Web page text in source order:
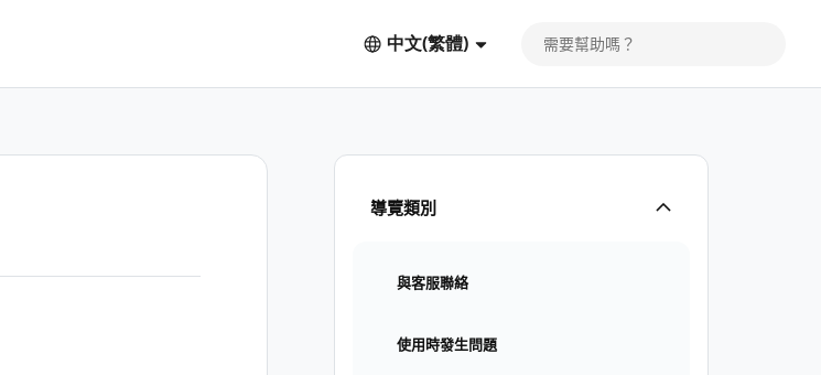
中文(繁體)
導覽類別
與客服聯絡
使用時發生問題